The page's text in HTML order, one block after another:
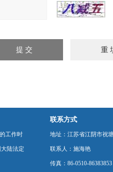
工作时
陆法定
联系方式
地址：江苏省江阴市祝
联系人：施海艳
传真：86-0510-86383853